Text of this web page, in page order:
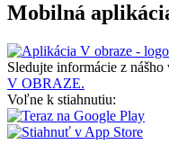
Mobilná
Sledujte informácie z nášho
V OBRAZE.
Voľne k stiahnutiu: